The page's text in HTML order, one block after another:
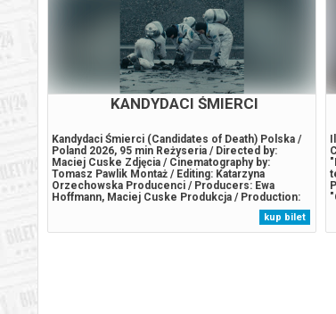
KANDYDACI ŚMIERCI
Kandydaci Śmierci (Candidates of Death) Polska /
Poland 2026, 95 min Reżyseria / Directed by:
Maciej Cuske Zdjęcia / Cinematography by:
Tomasz Pawlik Montaż / Editing: Katarzyna
Orzechowska Producenci / Producers: Ewa
Hoffmann, Maciej Cuske Produkcja / Production:
Fundacja Bydgoska Kronika Filmowa Festiwale i
nagrody / Festivals and Awards: 2026 – MFF
Saloniki / Thessaloniki IFF Trzech chłopaków
kup bilet